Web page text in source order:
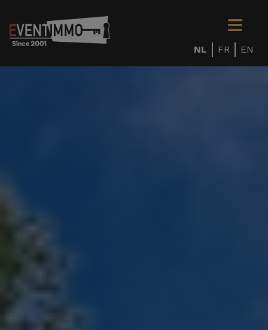
NL FR EN